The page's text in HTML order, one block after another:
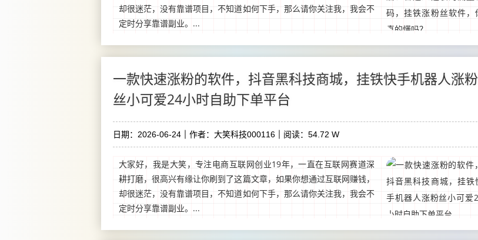
却很迷茫，没有靠谱项目，不知道如何下手，那么请你关注我，我会不
定时分享靠谱副业。...
一款快速涨粉的软件，抖音黑科技商城，挂铁快手机器人涨粉
丝小可爱24小时自助下单平台
日期：2026-06-24 作者：大笑科技000116 阅读：54.72 W
大家好，我是大笑，专注电商互联网创业19年，一直在互联网赛道深
耕打磨，很高兴有缘让你刷到了这篇文章，如果你想通过互联网赚钱，
却很迷茫，没有靠谱项目，不知道如何下手，那么请你关注我，我会不
定时分享靠谱副业。...